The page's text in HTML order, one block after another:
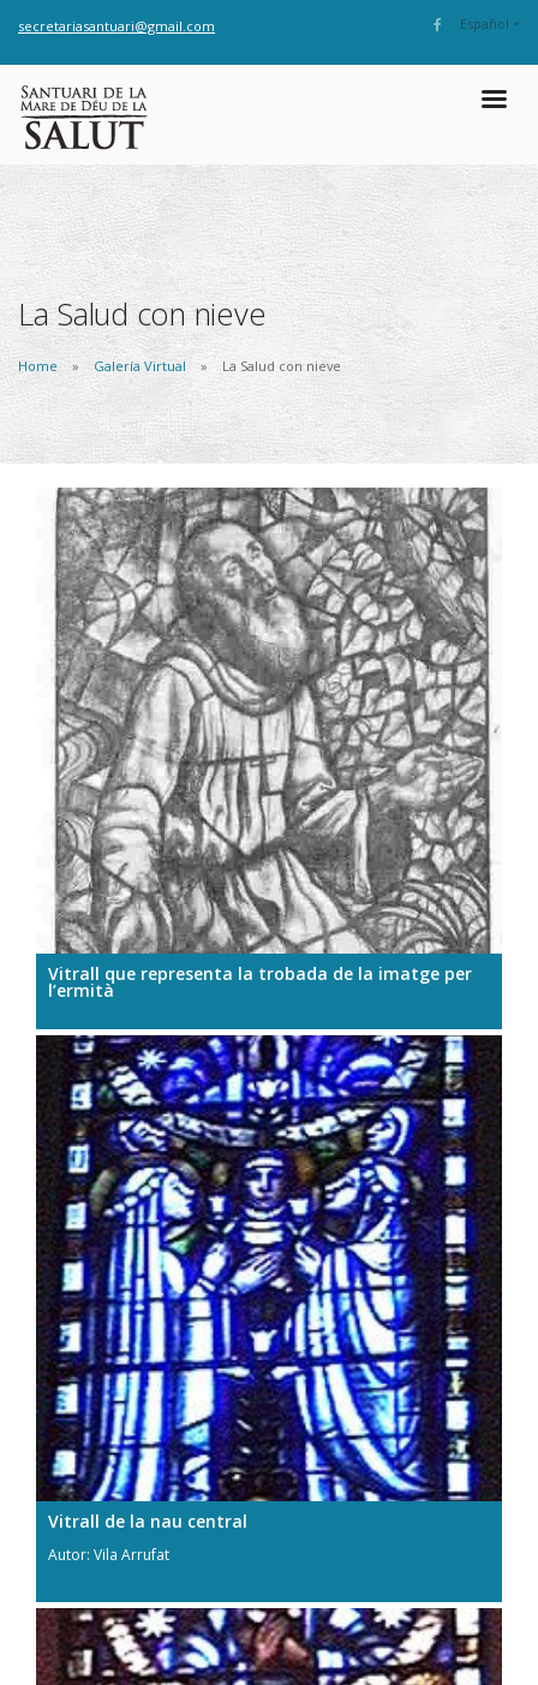
secretariasantuari@gmail.com Español
La Salud con nieve
Home Galería Virtual La Salud con nieve
Vitrall que representa la trobada de la imatge per
l’ermità
Vitrall de la nau central
Autor: Vila Arrufat